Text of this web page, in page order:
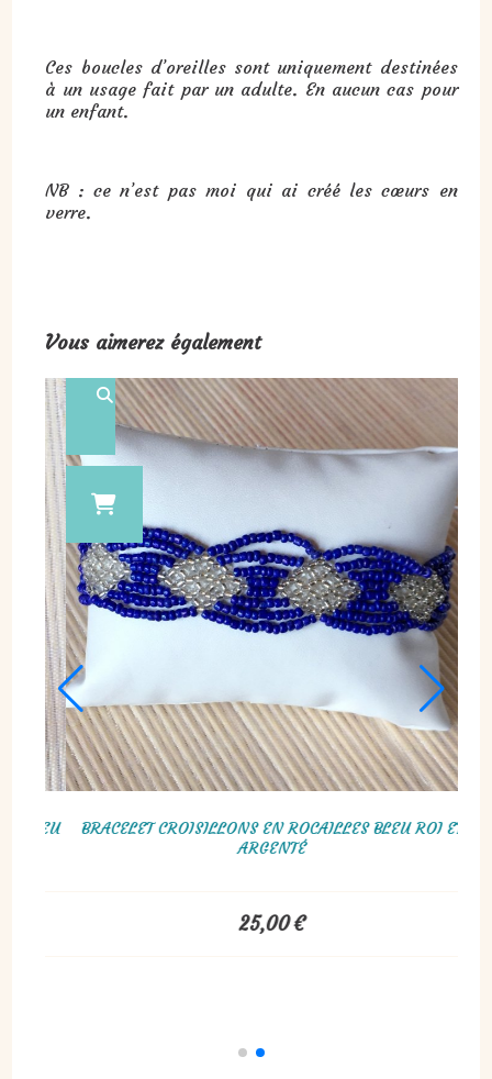
Ces boucles d’oreilles sont uniquement destinées
à un usage fait par un adulte. En aucun cas pour
un enfant.
NB : ce n’est pas moi qui ai créé les cœurs en
verre.
Vous aimerez également
BLEU
BRACELET CROISILLONS EN ROCAILLES BLEU ROI
ARGENTÉ
25,00